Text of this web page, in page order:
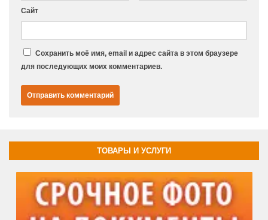
Сайт
Сохранить моё имя, email и адрес сайта в этом браузере
для последующих моих комментариев.
ТОВАРЫ И УСЛУГИ